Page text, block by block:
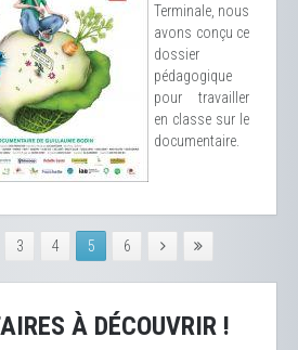
Terminale, nous
avons conçu ce
dossier
pédagogique
pour travailler
en classe sur le
documentaire.
3 4 5 6
À DÉCOUVRIR !